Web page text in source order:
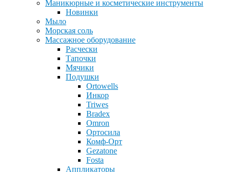
Маникюрные и косметические инструменты
Новинки
Мыло
Морская соль
Массажное оборудование
Расчески
Тапочки
Мячики
Подушки
Ortowells
Инкор
Triwes
Bradex
Omron
Ортосила
Комф-Орт
Gezatone
Fosta
Аппликаторы